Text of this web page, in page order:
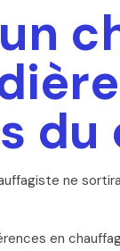
du
ne
en